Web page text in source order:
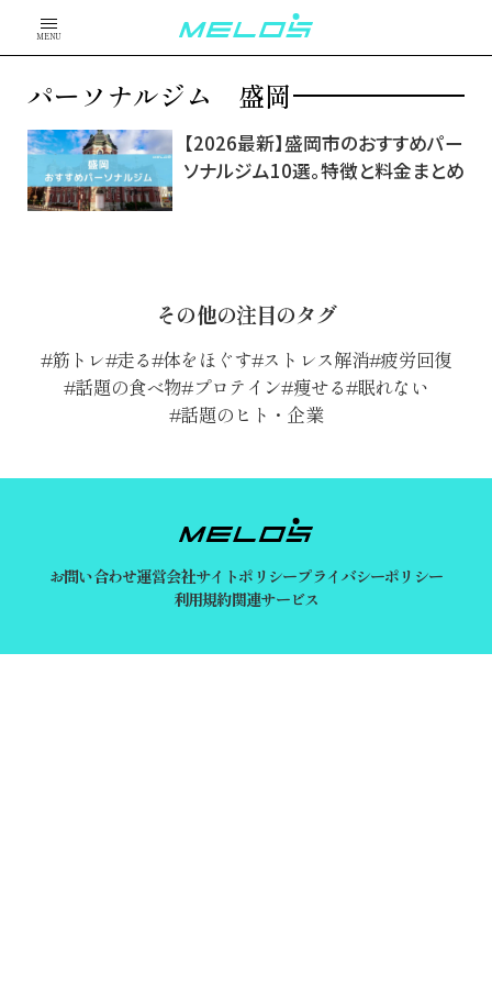
MENU
パーソナルジム 盛岡
【2026最新】盛岡市のおすすめパー
ソナルジム10選。特徴と料金まとめ
その他の注目のタグ
筋トレ 走る 体をほぐす ストレス解消 疲労回復
話題の食べ物 プロテイン 痩せる 眠れない
話題のヒト・企業
お問い合わせ運営会社サイトポリシープライバシーポリシー
利用規約関連サービス